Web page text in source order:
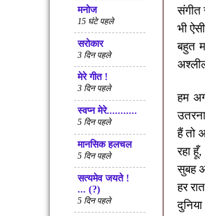
संगीत
भी
बहुत
हम
हैं तो
रहा हूँ,
सुबह
हर
मनोज
15 घंटे पहले
सरोकार
3 दिन पहले
मेरे गीत !
3 दिन पहले
स्वप्न मेरे...........
5 दिन पहले
मानसिक हलचल
5 दिन पहले
सत्‍यमेव जयते !
... (?)
5 दिन पहले